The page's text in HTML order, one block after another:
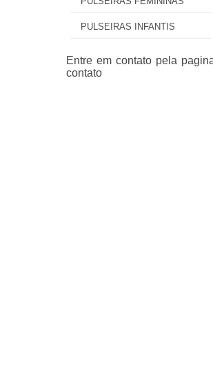
PULSEIRAS INFANTIS